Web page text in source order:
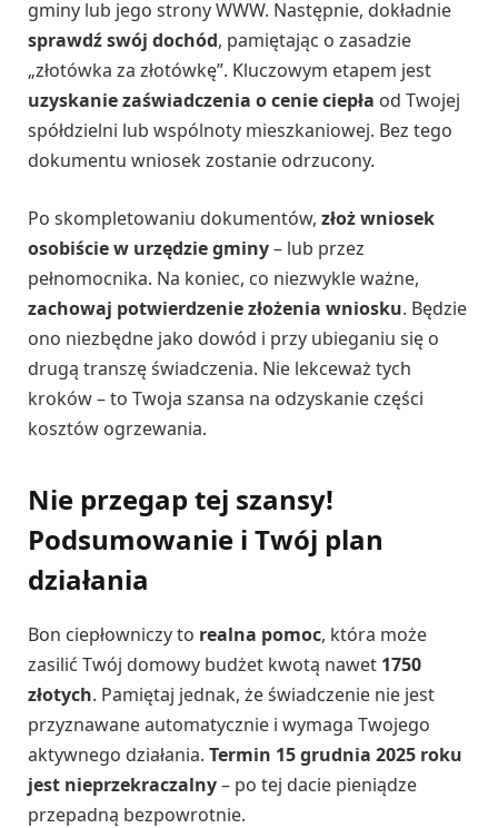
gminy lub jego strony WWW. Następnie, dokładnie
sprawdź swój dochód, pamiętając o zasadzie
„złotówka za złotówkę”. Kluczowym etapem jest
uzyskanie zaświadczenia o cenie ciepła od Twojej
spółdzielni lub wspólnoty mieszkaniowej. Bez tego
dokumentu wniosek zostanie odrzucony.
Po skompletowaniu dokumentów, złoż wniosek
osobiście w urzędzie gminy– lub przez
pełnomocnika. Na koniec, co niezwykle ważne,
zachowaj potwierdzenie złożenia wniosku. Będzie
ono niezbędne jako dowód i przy ubieganiu się o
drugą transzę świadczenia. Nie lekceważ tych
kroków – to Twoja szansa na odzyskanie części
kosztów ogrzewania.
Nie przegap tej szansy!
Podsumowanie i Twój plan
działania
Bon ciepłowniczy to realna pomoc, która może
zasilić Twój domowy budżet kwotą nawet 1750
złotych. Pamiętaj jednak, że świadczenie nie jest
przyznawane automatycznie i wymaga Twojego
aktywnego działania. Termin 15 grudnia 2025 roku
jest nieprzekraczalny– po tej dacie pieniądze
przepadną bezpowrotnie.